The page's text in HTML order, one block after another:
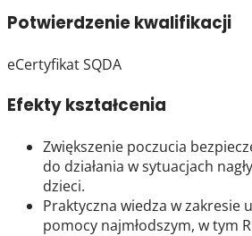
Potwierdzenie kwalifikacji
eCertyfikat SQDA
Efekty kształcenia
Zwiększenie poczucia
do działania w sytuacjach
dzieci.
Praktyczna wiedza w zakresie
pomocy najmłodszym, w tym